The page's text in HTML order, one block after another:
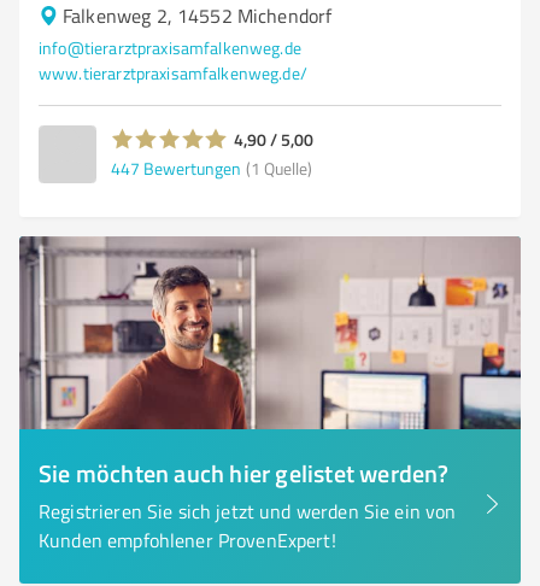
Falkenweg 2, 14552 Michendorf
info@tierarztpraxisamfalkenweg.de
www.tierarztpraxisamfalkenweg.de/
4,90 / 5,00
447 Bewertungen (1 Quelle)
Sie möchten auch hier gelistet werden?
Registrieren Sie sich jetzt und werden Sie ein von
Kunden empfohlener ProvenExpert!